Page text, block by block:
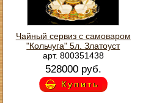
Чайный сервиз с самоваром
"Кольчуга" 5л. Златоуст
арт. 800351438
528000 руб.
Купить